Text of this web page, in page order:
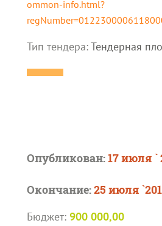
ommon-info.html?
Тип тендера:Тендерная
Опубликован:17 июля `
Окончание:25 июля
Бюджет: 900 000,00